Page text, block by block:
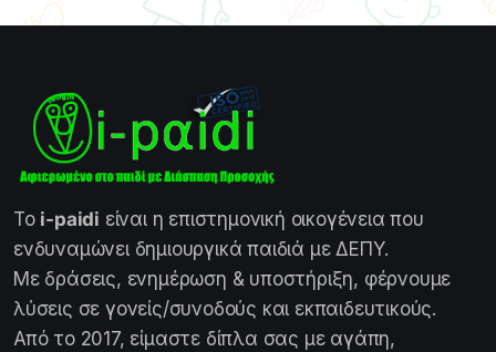
Το i-paidi είναι η επιστημονική οικογένεια που
ενδυναμώνει δημιουργικά παιδιά με ΔΕΠΥ.
Με δράσεις, ενημέρωση & υποστήριξη, φέρνουμε
λύσεις σε γονείς/συνοδούς και εκπαιδευτικούς.
Από το 2017, είμαστε δίπλα σας με αγάπη,